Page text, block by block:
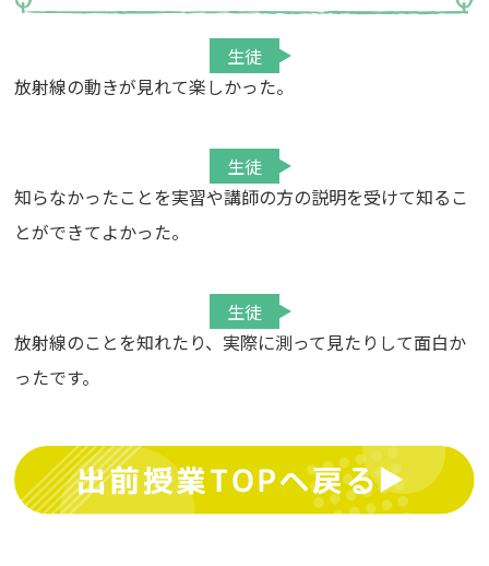
生徒
放射線の動きが見れて楽しかった。
生徒
知らなかったことを実習や講師の方の説明を受けて知るこ
とができてよかった。
生徒
放射線のことを知れたり、実際に測って見たりして面白か
ったです。